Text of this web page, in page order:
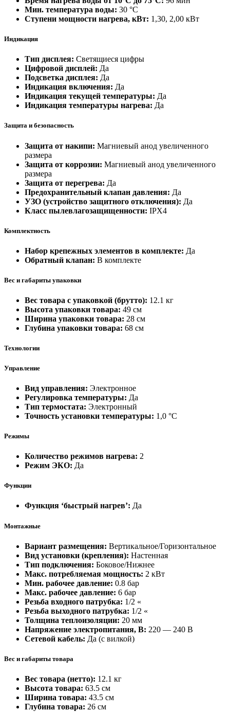
Мин. температура воды: 30 °С
Ступени мощности нагрева, кВт: 1,30, 2,00 кВт
Индикация
Тип дисплея: Светящиеся цифры
Цифровой дисплей: Да
Подсветка дисплея: Да
Индикация включения: Да
Индикация текущей температуры: Да
Индикация температуры нагрева: Да
Защита и безопасность
Защита от накипи: Магниевый анод увеличенного
размера
Защита от коррозии: Магниевый анод увеличенного
размера
Защита от перегрева: Да
Предохранительный клапан давления: Да
УЗО (устройство защитного отключения): Да
Класс пылевлагозащищенности: IPX4
Комплектность
Набор крепежных элементов в комплекте: Да
Обратный клапан: В комплекте
Вес и габариты упаковки
Вес товара с упаковкой (брутто): 12.1 кг
Высота упаковки товара: 49 см
Ширина упаковки товара: 28 см
Глубина упаковки товара: 68 см
Технологии
Управление
Вид управления: Электронное
Регулировка температуры: Да
Тип термостата: Электронный
Точность установки температуры: 1,0 °С
Режимы
Количество режимов нагрева: 2
Режим ЭКО: Да
Функции
Функция ‘быстрый нагрев’: Да
Монтажные
Вариант размещения: Вертикальное/Горизонтальное
Вид установки (крепления): Настенная
Тип подключения: Боковое/Нижнее
Макс. потребляемая мощность: 2 кВт
Мин. рабочее давление: 0.8 бар
Макс. рабочее давление: 6 бар
Резьба входного патрубка: 1/2 «
Резьба выходного патрубка: 1/2 «
Толщина теплоизоляции: 20 мм
Напряжение электропитания, В: 220 — 240 В
Сетевой кабель: Да (с вилкой)
Вес и габариты товара
Вес товара (нетто): 12.1 кг
Высота товара: 63.5 см
Ширина товара: 43.5 см
Глубина товара: 26 см